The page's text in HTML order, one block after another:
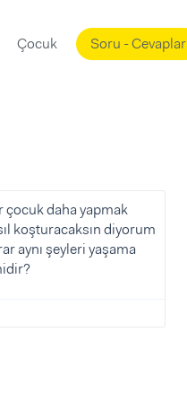
Çocuk Soru - Cevaplar
çocuk daha yapmak
koşturacaksın diyorum
aynı şeyleri yaşama